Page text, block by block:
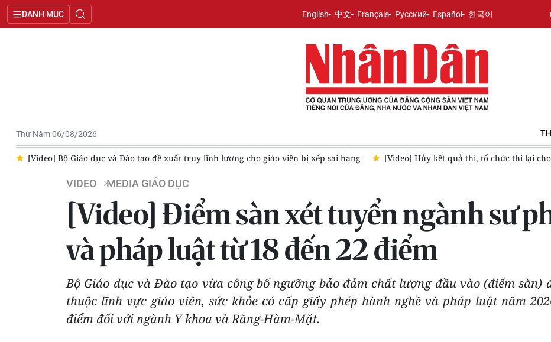
DANH MỤC English 中文 Français Русский Español 한국어
Thứ Năm 06/08/2026
Bộ Giáo dục và Đào tạo đề xuất truy lĩnh lương cho giáo viên bị xếp sai hạng [Video] Hủy kết quả thi, tổ chức thi lại cho 328 thí
VIDEO MEDIA GIÁO DỤC
[Video] Điểm sàn xét tuyển ngành sư
và pháp luật từ 18 đến 22 điểm
Bộ Giáo dục và Đào tạo vừa công bố ngưỡng bảo đảm chất lượng đầu vào (điểm
thuộc lĩnh vực giáo viên, sức khỏe có cấp giấy phép hành nghề và pháp luật năm
điểm đối với ngành Y khoa và Răng-Hàm-Mặt.